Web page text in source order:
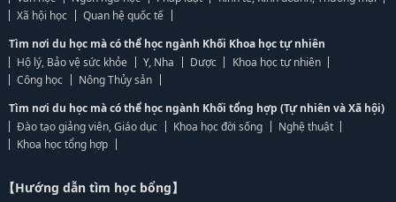
Xã hội học
Quan hệ quốc tế
Tìm nơi du học mà có thể học ngành Khối Khoa học tự nhiên
Hộ lý, Bảo vệ sức khỏe
Y, Nha Dược
Khoa học tự nhiên
Công học
Nông Thủy sản
Tìm nơi du học mà có thể học ngành Khối tổng hợp (Tự nhiên và Xã hội)
Đào tạo giảng viên, Giáo dục
Khoa học đời sống
Nghệ thuật
Khoa học tổng hợp
【Hướng dẫn tìm học bổng】